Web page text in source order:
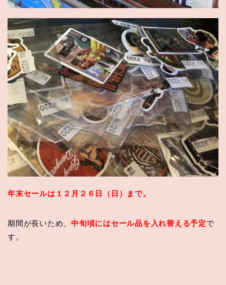
年末セールは１２月２６日（日）まで。
期間が長いため、中旬頃にはセール品を入れ替える予定で
す。